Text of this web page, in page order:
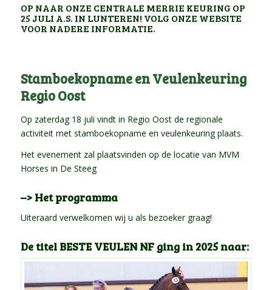
OP NAAR ONZE CENTRALE MERRIE KEURING OP
25 JULI A.S. IN LUNTEREN! VOLG ONZE WEBSITE
VOOR NADERE INFORMATIE.
Stamboekopname en Veulenkeuring
Regio Oost
Op zaterdag 18 juli vindt in Regio Oost de regionale
activiteit met stamboekopname en veulenkeuring plaats.
Het evenement zal plaatsvinden op de locatie van MVM
Horses in De Steeg
–> Het programma
Uiteraard verwelkomen wij u als bezoeker graag!
De titel BESTE VEULEN NF ging in 2025 naar: